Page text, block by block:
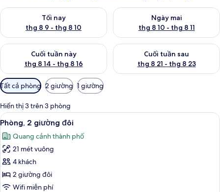
Tối nay
thg 8 9 - thg 8 10
Kiểm tra lượng phòng tối nay từ thg 8 9 - thg 8 10
Ngày mai
thg 8 10 - thg 8 11
Kiểm tra lượng phòng ngày
Cuối tuần này
thg 8 14 - thg 8 16
Kiểm tra lượng phòng cuối tuần này từ thg 8 14 - thg 8 16
Cuối tuần sau
thg 8 21 - thg 8 23
Kiểm tra lượng phòng cuối
Bộ
lọc
có
thể
dùng
để
lọc
tìm
phòng
Tất cả phòng 2 giường 1 giường
Hiển thị 3 trên 3 phòng
Xem
tất
cả
ảnh
Phòng,
2
giường
Phòng, 2 giường đôi | Bàn, bàn ủi/
5
Phòng, 2 giường đôi
Quang cảnh thành phố
21 mét vuông
4 khách
2 giường đôi
Wifi miễn phí